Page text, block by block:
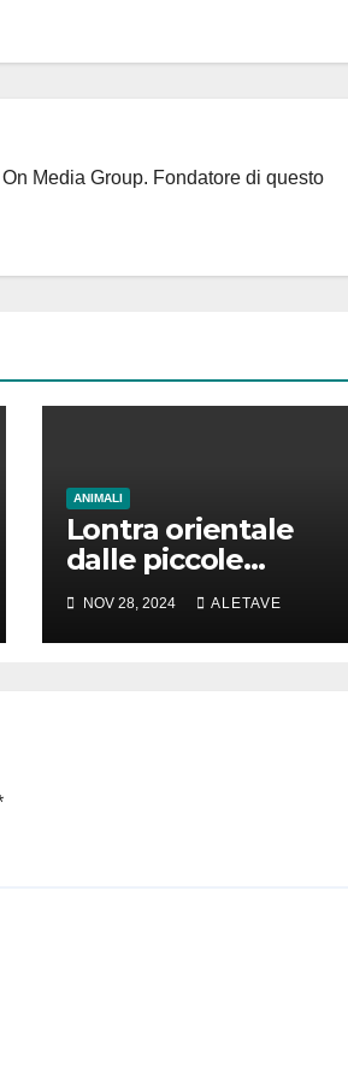
Media Group. Fondatore di questo
ANIMALI
Lontra orientale
dalle piccole
unghie: un vero
animale di cui
parlare
NOV 28, 2024 ALETAVE